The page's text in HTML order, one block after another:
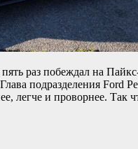
раз побеждал на
подразделения
легче и проворнее.